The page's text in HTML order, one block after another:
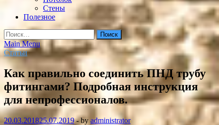
Стены
Полезное
Найти:
Main Menu
Статьи
Как правильно соединить ПНД трубу
фитингами? Подробная инструкция
для непрофессионалов.
20.03.201825.07.2019-by administrator